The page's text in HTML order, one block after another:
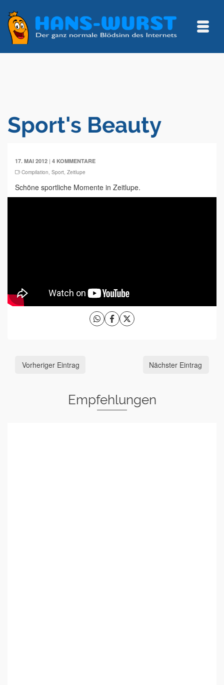
Sport's Beauty
17. MAI 2012 | 4 KOMMENTARE
Compilation, Sport, Zeitlupe
Schöne sportliche Momente in Zeitlupe.
Vorheriger Eintrag Nächster Eintrag
Empfehlungen